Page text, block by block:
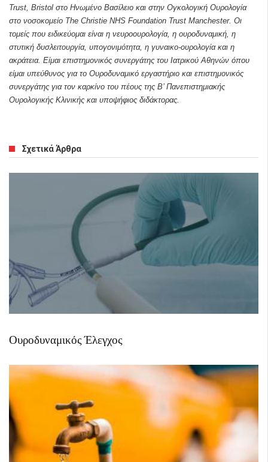
Trust, Bristol στο Ηνωμένο Βασίλειο και στην Ογκολογική Ουρολογία
στο νοσοκομείο The Christie NHS Foundation Trust Manchester. Οι
τομείς που ειδικεύομαι είναι η νευροουρολογία, η ουροδυναμική, η
στυτική δυσλειτουργία, υπογονιμότητα, η γυναικο-ουρολογία και η
ακράτεια. Είμαι επιστημονικός συνεργάτης του Ιατρικού Αθηνών όπου
είμαι υπεύθυνος για το Ουροδυναμικό εργαστήριο και επιστημονικός
συνεργάτης για τον καρκίνο του πέους της Β’ Πανεπιστημιακής
Ουρολογικής Κλινικής και υποψήφιος διδάκτορας.
Σχετικά Άρθρα
Ουροδυναμικός Έλεγχος